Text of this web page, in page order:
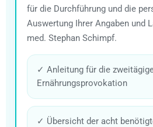
für die Durchführung und die
Auswertung Ihrer Angaben und
med. Stephan Schimpf.
✓ Anleitung für die
Ernährungsprovokation
✓ Übersicht der acht